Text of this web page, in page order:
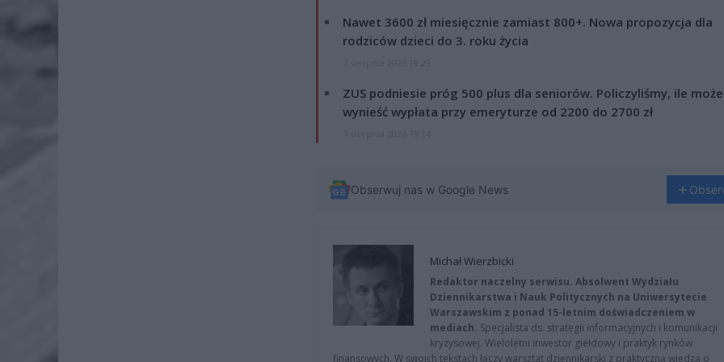
Nawet 3600 zł miesięcznie zamiast 800+. Nowa propozycja dla
rodziców dzieci do 3. roku życia
ZUS podniesie próg 500 plus dla seniorów. Policzyliśmy, ile może
wynieść wypłata przy emeryturze od 2200 do 2700 zł
Obserwuj nas w Google News
Michał Wierzbicki
Redaktor naczelny serwisu. Absolwent Wydziału
Dziennikarstwa i Nauk Politycznych na Uniwersytecie
Warszawskim z ponad 15-letnim doświadczeniem w
mediach. Specjalista ds. strategii informacyjnych i komunikacji
kryzysowej. Wieloletni inwestor giełdowy i praktyk rynków
finansowych. W swoich tekstach łączy warsztat dziennikarski z praktyczną wiedzą o